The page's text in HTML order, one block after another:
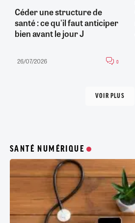
Céder une structure de
santé : ce qu'il faut anticiper
bien avant le jour J
26/07/2026 0
VOIR PLUS
SANTÉ NUMÉRIQUE